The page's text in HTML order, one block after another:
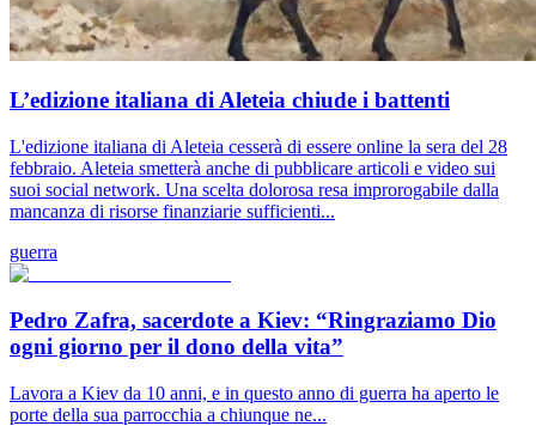
L’edizione italiana di Aleteia chiude i battenti
L'edizione italiana di Aleteia cesserà di essere online la sera del 28
febbraio. Aleteia smetterà anche di pubblicare articoli e video sui
suoi social network. Una scelta dolorosa resa improrogabile dalla
mancanza di risorse finanziarie sufficienti...
guerra
Pedro Zafra, sacerdote a Kiev: “Ringraziamo Dio
ogni giorno per il dono della vita”
Lavora a Kiev da 10 anni, e in questo anno di guerra ha aperto le
porte della sua parrocchia a chiunque ne...